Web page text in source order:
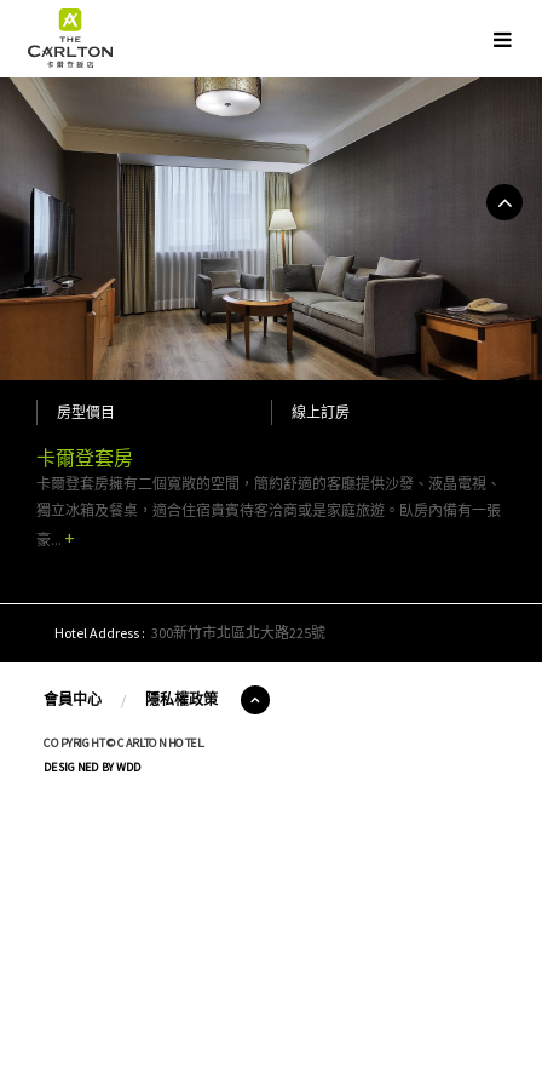
房型價目 線上訂房
卡爾登套房
卡爾登套房擁有二個寬敞的空間，簡約舒適的客廳提供沙發、液晶電視、
獨立冰箱及餐桌，適合住宿貴賓待客洽商或是家庭旅遊。臥房內備有一張
豪... +
Hotel Address : 300新竹市北區北大路225號
會員中心 / 隱私權政策
COPYRIGHT © CARLTON HOTEL.
DESIGNED BY WDD